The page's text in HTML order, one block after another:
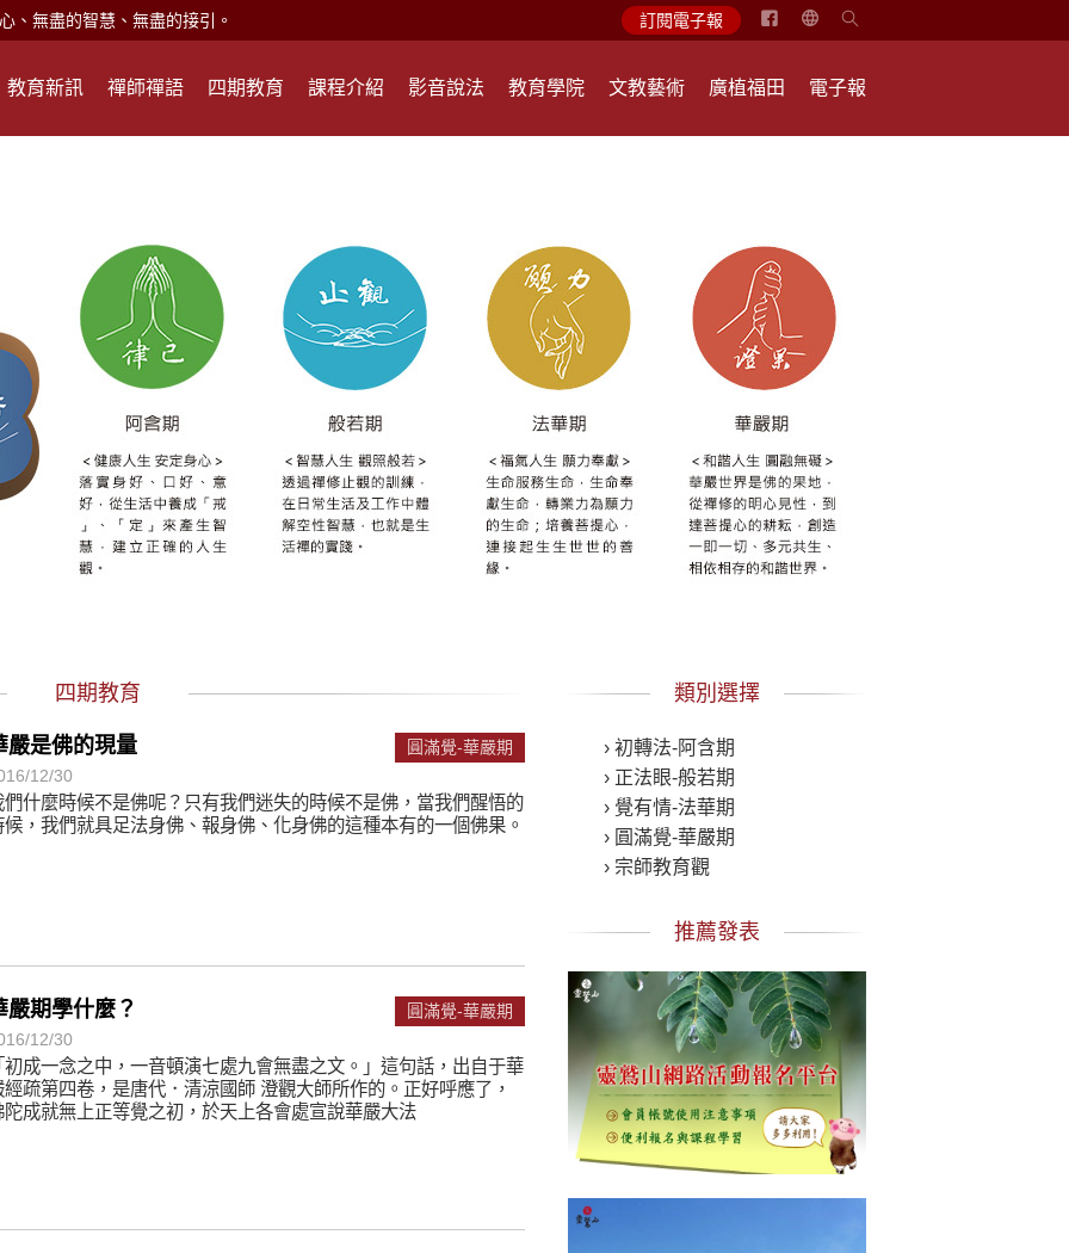
、無盡的智慧、無盡的接引。
頭就開。
在？
沉澱，才能傾聽。
。
、無盡的智慧、無盡的接引。
。
頭就開。
，讓生命更寬廣。
訂閱電子報
简
中
教育新訊 禪師禪語 四期教育 課程介紹 影音說法 教育學院 文教藝術 廣植福田 電子報
四期教育
嚴是佛的現量
12/30
們什麼時候不是佛呢？只有我們迷失的時候不是佛，當我們醒悟的
候，我們就具足法身佛、報身佛、化身佛的這種本有的一個佛果。
圓滿覺-華嚴期
嚴期學什麼？
12/30
初成一念之中，一音頓演七處九會無盡之文。」這句話，出自于華
經疏第四卷，是唐代．清涼國師 澄觀大師所作的。正好呼應了，
陀成就無上正等覺之初，於天上各會處宣說華嚴大法
圓滿覺-華嚴期
類別選擇
› 初轉法-阿含期
› 正法眼-般若期
› 覺有情-法華期
› 圓滿覺-華嚴期
› 宗師教育觀
推薦發表